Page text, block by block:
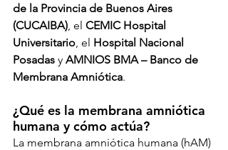
de la Provincia de Buenos Aires
(CUCAIBA) , el CEMIC Hospital
Universitario , el Hospital Nacional
Posadas y AMNIOS BMA – Banco de
Membrana Amniótica.
¿Qué es la membrana amniótica
humana y cómo actúa?
La membrana amniótica humana (hAM)